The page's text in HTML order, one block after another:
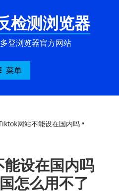
检测浏览器
登浏览器官方网站
菜单
网站不能设在国内吗 •
设在国内吗
怎么用不了